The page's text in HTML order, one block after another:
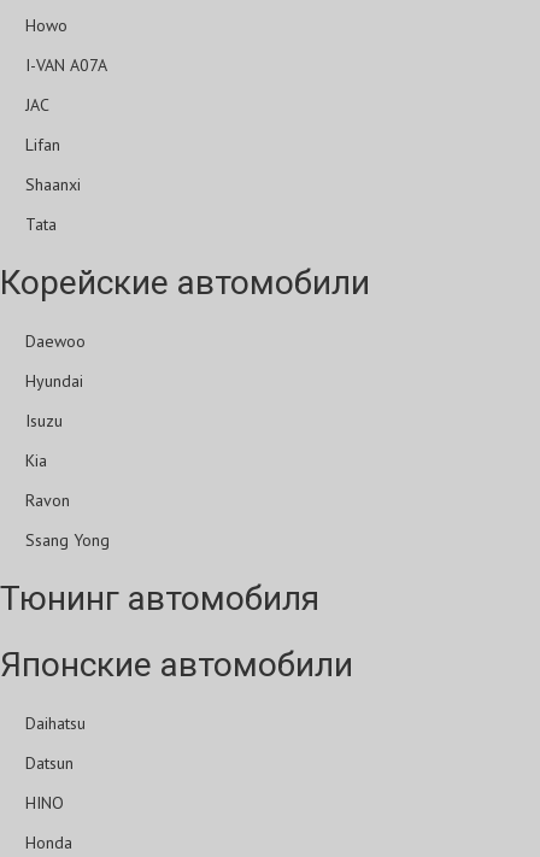
Howo
I-VAN A07A
JAC
Lifan
Shaanxi
Tata
Корейские автомобили
Daewoo
Hyundai
Isuzu
Kia
Ravon
Ssang Yong
Тюнинг автомобиля
Японские автомобили
Daihatsu
Datsun
HINO
Honda